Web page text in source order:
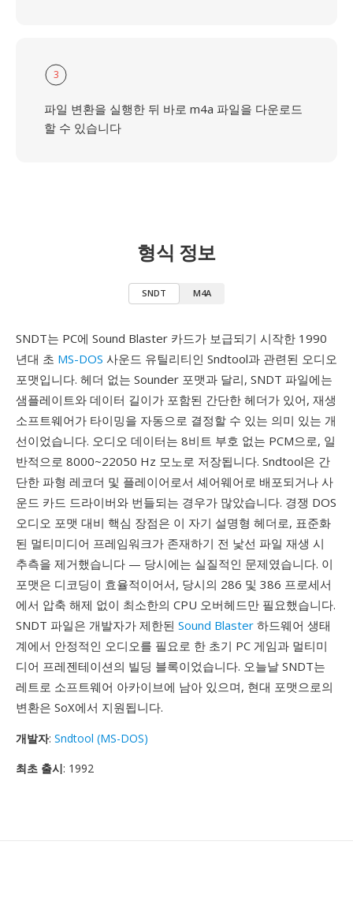
3
파일 변환을 실행한 뒤 바로 m4a 파일을 다운로드
할 수 있습니다
형식 정보
SNDT M4A
SNDT는 PC에 Sound Blaster 카드가 보급되기 시작한 1990
년대 초 MS-DOS 사운드 유틸리티인 Sndtool과 관련된 오디오
포맷입니다. 헤더 없는 Sounder 포맷과 달리, SNDT 파일에는
샘플레이트와 데이터 길이가 포함된 간단한 헤더가 있어, 재생
소프트웨어가 타이밍을 자동으로 결정할 수 있는 의미 있는 개
선이었습니다. 오디오 데이터는 8비트 부호 없는 PCM으로, 일
반적으로 8000~22050 Hz 모노로 저장됩니다. Sndtool은 간
단한 파형 레코더 및 플레이어로서 셰어웨어로 배포되거나 사
운드 카드 드라이버와 번들되는 경우가 많았습니다. 경쟁 DOS
오디오 포맷 대비 핵심 장점은 이 자기 설명형 헤더로, 표준화
된 멀티미디어 프레임워크가 존재하기 전 낯선 파일 재생 시
추측을 제거했습니다 — 당시에는 실질적인 문제였습니다. 이
포맷은 디코딩이 효율적이어서, 당시의 286 및 386 프로세서
에서 압축 해제 없이 최소한의 CPU 오버헤드만 필요했습니다.
SNDT 파일은 개발자가 제한된 Sound Blaster 하드웨어 생태
계에서 안정적인 오디오를 필요로 한 초기 PC 게임과 멀티미
디어 프레젠테이션의 빌딩 블록이었습니다. 오늘날 SNDT는
레트로 소프트웨어 아카이브에 남아 있으며, 현대 포맷으로의
변환은 SoX에서 지원됩니다.
개발자: Sndtool (MS-DOS)
최초 출시: 1992